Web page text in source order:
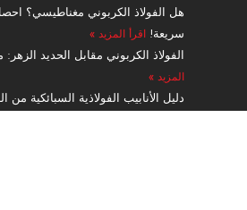
هل الفولاذ الكربوني مغناطيسي؟
سريعة! اقرأ المزيد »
الفولاذ الكربوني مقابل الحديد الزهر:
المزيد »